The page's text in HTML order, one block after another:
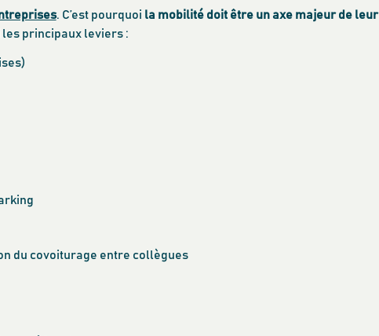
. C’est pourquoi la mobilité doit être un axe majeur de leur
les principaux leviers :
du covoiturage entre collègues